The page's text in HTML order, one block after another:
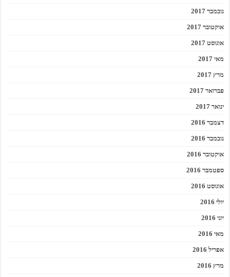
נובמבר 2017
אוקטובר 2017
אוגוסט 2017
מאי 2017
מרץ 2017
פברואר 2017
ינואר 2017
דצמבר 2016
נובמבר 2016
אוקטובר 2016
ספטמבר 2016
אוגוסט 2016
יולי 2016
יוני 2016
מאי 2016
אפריל 2016
מרץ 2016